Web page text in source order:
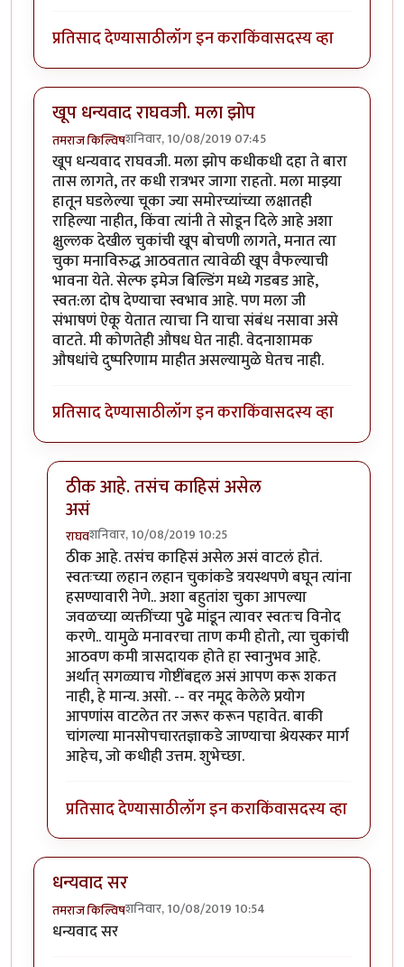
प्रतिसाद देण्यासाठीलॉग इन कराकिंवासदस्य व्हा
खूप धन्यवाद राघवजी. मला झोप
तमराज किल्विषशनिवार, 10/08/2019 07:45
खूप धन्यवाद राघवजी. मला झोप कधीकधी दहा ते बारा
तास लागते, तर कधी रात्रभर जागा राहतो. मला माझ्या
हातून घडलेल्या चूका ज्या समोरच्यांच्या लक्षातही
राहिल्या नाहीत, किंवा त्यांनी ते सोडून दिले आहे अशा
क्षुल्लक देखील चुकांची खूप बोचणी लागते, मनात त्या
चुका मनाविरुद्ध आठवतात त्यावेळी खूप वैफल्याची
भावना येते. सेल्फ इमेज बिल्डिंग मध्ये गडबड आहे,
स्वत:ला दोष देण्याचा स्वभाव आहे. पण मला जी
संभाषणं ऐकू येतात त्याचा नि याचा संबंध नसावा असे
वाटते. मी कोणतेही औषध घेत नाही. वेदनाशामक
औषधांचे दुष्परिणाम माहीत असल्यामुळे घेतच नाही.
प्रतिसाद देण्यासाठीलॉग इन कराकिंवासदस्य व्हा
ठीक आहे. तसंच काहिसं असेल
असं
राघवशनिवार, 10/08/2019 10:25
In reply toखूप धन्यवाद राघवजी. मला झोपby
ठीक आहे. तसंच काहिसं असेल असं वाटलं होतं.
स्वतःच्या लहान लहान चुकांकडे त्रयस्थपणे बघून त्यांना
हसण्यावारी नेणे.. अशा बहुतांश चुका आपल्या
जवळच्या व्यक्तींच्या पुढे मांडून त्यावर स्वतःच विनोद
करणे.. यामुळे मनावरचा ताण कमी होतो, त्या चुकांची
आठवण कमी त्रासदायक होते हा स्वानुभव आहे.
अर्थात् सगळ्याच गोष्टींबद्दल असं आपण करू शकत
नाही, हे मान्य. असो. -- वर नमूद केलेले प्रयोग
आपणांस वाटलेत तर जरूर करून पहावेत. बाकी
चांगल्या मानसोपचारतज्ञाकडे जाण्याचा श्रेयस्कर मार्ग
आहेच, जो कधीही उत्तम. शुभेच्छा.
प्रतिसाद देण्यासाठीलॉग इन कराकिंवासदस्य व्हा
धन्यवाद सर
तमराज किल्विषशनिवार, 10/08/2019 10:54
धन्यवाद सर